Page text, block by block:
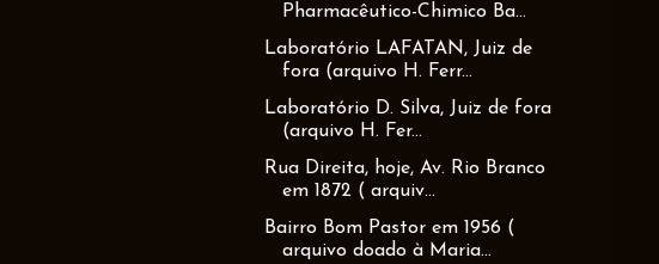
Pharmacêutico-Chimico Ba...
Laboratório LAFATAN, Juiz de
fora (arquivo H. Ferr...
Laboratório D. Silva, Juiz de fora
(arquivo H. Fer...
Rua Direita, hoje, Av. Rio Branco
em 1872 ( arquiv...
Bairro Bom Pastor em 1956 (
arquivo doado à Maria...